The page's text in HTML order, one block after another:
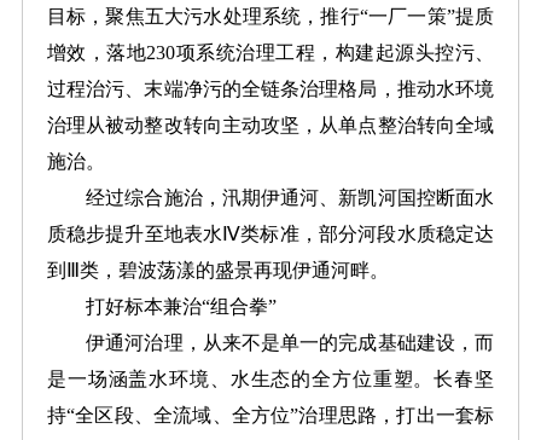
目标，聚焦五大污水处理系统，推行“一厂一策”提质
增效，落地230项系统治理工程，构建起源头控污、
过程治污、末端净污的全链条治理格局，推动水环境
治理从被动整改转向主动攻坚，从单点整治转向全域
施治。
经过综合施治，汛期伊通河、新凯河国控断面水
质稳步提升至地表水Ⅳ类标准，部分河段水质稳定达
到Ⅲ类，碧波荡漾的盛景再现伊通河畔。
打好标本兼治“组合拳”
伊通河治理，从来不是单一的完成基础建设，而
是一场涵盖水环境、水生态的全方位重塑。长春坚
持“全区段、全流域、全方位”治理思路，打出一套标